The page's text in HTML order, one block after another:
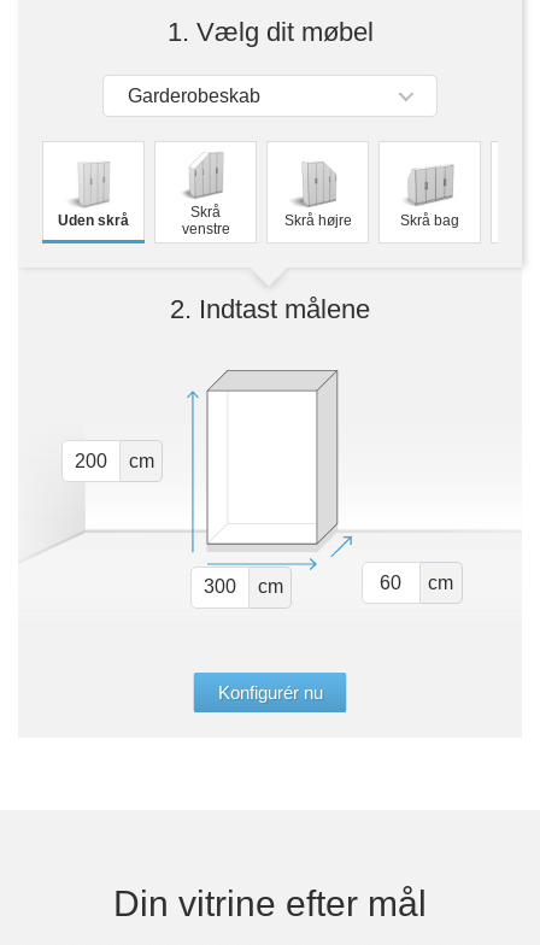
Produktlinjer
Forskellige
Professionel
Spare 30% auf alles
1. Vælg dit møbel
Garderobeskab
Uden skrå
Skrå
venstre
Skrå højre Skrå bag
2. Indtast målene
cm
cm cm
Konfigurér nu
Din vitrine efter mål
Vitrineskabe
Væghylder